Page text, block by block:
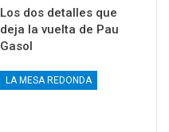
Los dos detalles que
deja la vuelta de Pau
Gasol
LA MESA REDONDA